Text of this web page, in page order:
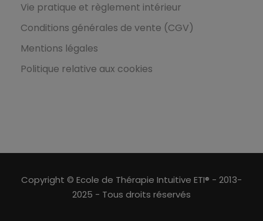
Vie pratique et règlement intérieur
Conditions générales de vente (CGV)
Mentions légales
Politique relative aux cookies
Copyright © Ecole de Thérapie Intuitive ETI® - 2013-
2025 - Tous droits réservés